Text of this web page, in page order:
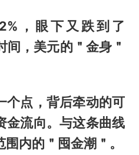
，眼下又跌到了
，美元的＂金身＂
个点，背后牵动的可
金流向。与这条曲线
内的＂囤金潮＂。